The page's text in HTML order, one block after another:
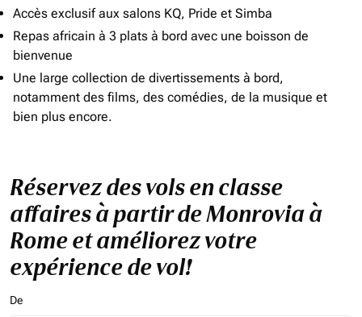
Accès exclusif aux salons KQ, Pride et Simba
Repas africain à 3 plats à bord avec une boisson de
bienvenue
Une large collection de divertissements à bord,
notamment des films, des comédies, de la musique et
bien plus encore.
Réservez des vols en classe
affaires à partir de Monrovia à
Rome et améliorez votre
expérience de vol!
De